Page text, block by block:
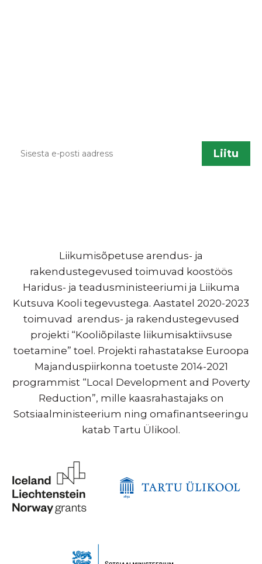
Liikumisõpetuse arendus- ja
rakendustegevused toimuvad koostöös
Haridus- ja teadusministeeriumi ja Liikuma
Kutsuva Kooli tegevustega. Aastatel 2020-2023
toimuvad arendus- ja rakendustegevused
projekti “Kooliõpilaste liikumisaktiivsuse
toetamine” toel. Projekti rahastatakse Euroopa
Majanduspiirkonna toetuste 2014-2021
programmist “Local Development and Poverty
Reduction”, mille kaasrahastajaks on
Sotsiaalministeerium ning omafinantseeringu
katab Tartu Ülikool.